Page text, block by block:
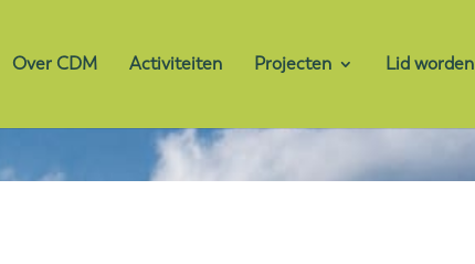
Over CDM Activiteiten Projecten Lid worden